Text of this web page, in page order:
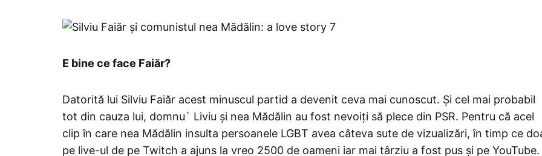
E bine ce face Faiăr?
Datorită lui Silviu Faiăr acest minuscul partid a devenit ceva mai cunoscut. Și cel mai probabil
tot din cauza lui, domnu` Liviu și nea Mădălin au fost nevoiți să plece din PSR. Pentru că acel
clip în care nea Mădălin insulta persoanele LGBT avea câteva sute de vizualizări, în timp ce
pe live-ul de pe Twitch a ajuns la vreo 2500 de oameni iar mai târziu a fost pus și pe YouTube.